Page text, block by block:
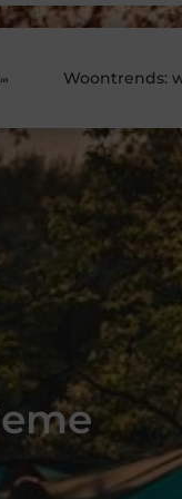
Woontrends: